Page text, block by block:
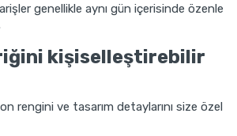
genellikle aynı gün içerisinde özenle
kişiselleştirebilir
rengini ve tasarım detaylarını size özel